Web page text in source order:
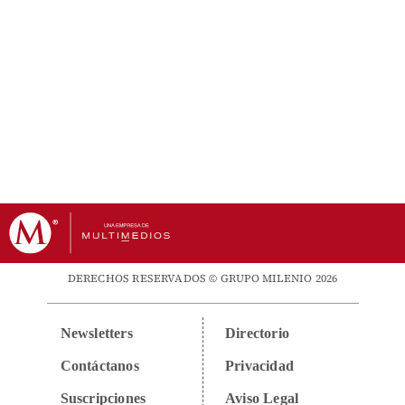
DERECHOS RESERVADOS © GRUPO MILENIO 2026
Newsletters
Contáctanos
Suscripciones
Directorio
Privacidad
Aviso Legal